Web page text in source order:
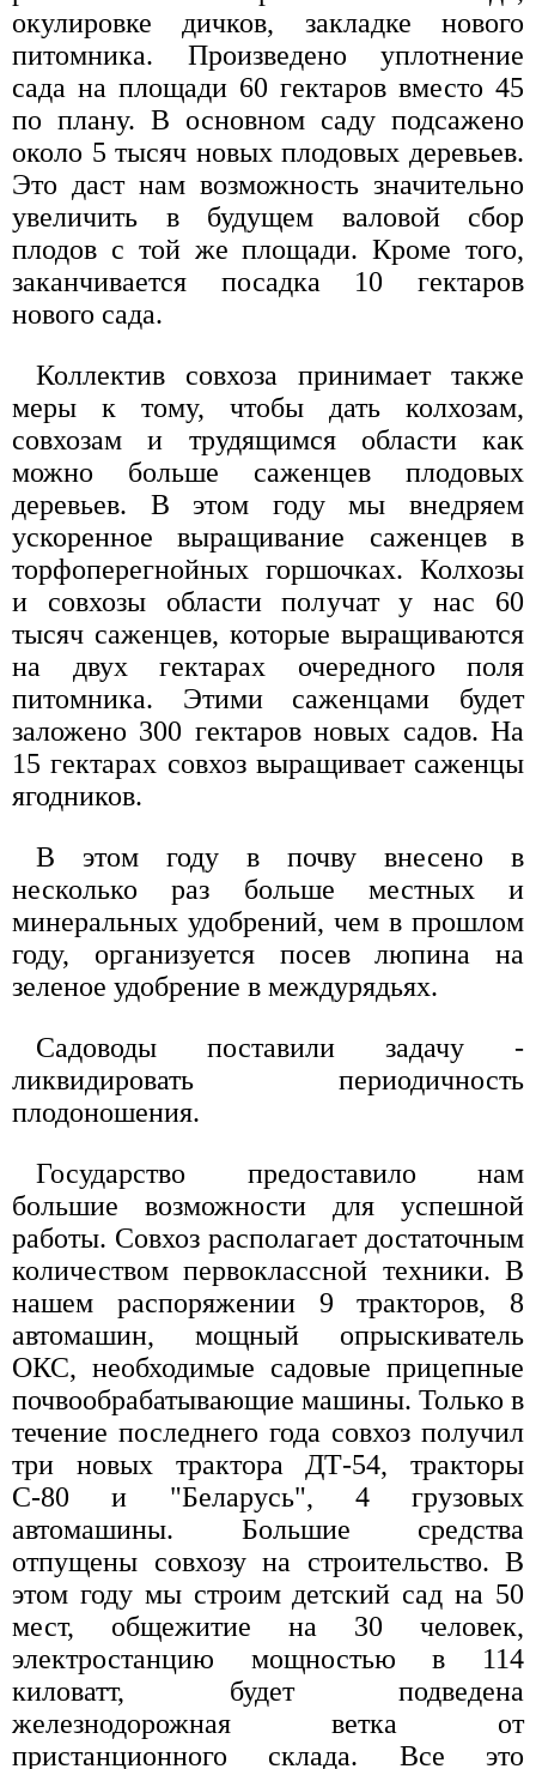
окулировке дичков, закладке нового
питомника. Произведено уплотнение
сада на площади 60 гектаров вместо 45
по плану. В основном саду подсажено
около 5 тысяч новых плодовых деревьев.
Это даст нам возможность значительно
увеличить в будущем валовой сбор
плодов с той же площади. Кроме того,
заканчивается посадка 10 гектаров
нового сада.
Коллектив совхоза принимает также
меры к тому, чтобы дать колхозам,
совхозам и трудящимся области как
можно больше саженцев плодовых
деревьев. В этом году мы внедряем
ускоренное выращивание саженцев в
торфоперегнойных горшочках. Колхозы
и совхозы области получат у нас 60
тысяч саженцев, которые выращиваются
на двух гектарах очередного поля
питомника. Этими саженцами будет
заложено 300 гектаров новых садов. На
15 гектарах совхоз выращивает саженцы
ягодников.
В этом году в почву внесено в
несколько раз больше местных и
минеральных удобрений, чем в прошлом
году, организуется посев люпина на
зеленое удобрение в междурядьях.
Садоводы поставили задачу -
ликвидировать периодичность
плодоношения.
Государство предоставило нам
большие возможности для успешной
работы. Совхоз располагает достаточным
количеством первоклассной техники. В
нашем распоряжении 9 тракторов, 8
автомашин, мощный опрыскиватель
ОКС, необходимые садовые прицепные
почвообрабатывающие машины. Только в
течение последнего года совхоз получил
три новых трактора ДТ-54, тракторы
С-80 и "Беларусь", 4 грузовых
автомашины. Большие средства
отпущены совхозу на строительство. В
этом году мы строим детский сад на 50
мест, общежитие на 30 человек,
электростанцию мощностью в 114
киловатт, будет подведена
железнодорожная ветка от
пристанционного склада. Все это